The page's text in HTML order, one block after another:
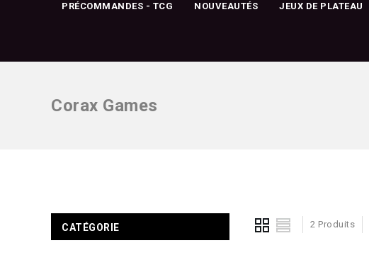
PRÉCOMMANDES - TCG NOUVEAUTÉS JEUX DE PLATEAU
Corax Games
2 Produits
CATÉGORIE